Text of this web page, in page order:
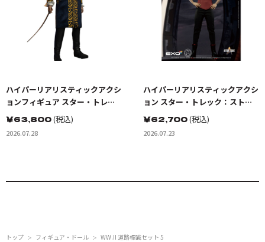
ハイパーリアリスティックアクシ
ョンフィギュア スター・トレッ
ク:宇宙大作戦 ゴトス星の怪人 ト
レレイン
￥63,800(税込)
2026.07.28
ハイパーリアリスティックアクシ
ョン スター・トレック：ストレ
ンジ・ニュー・ワールド ベケッ
トマリナー少尉
￥62,700(税込)
2026.07.23
トップ ＞ フィギュア・ドール ＞ WW.II 道路標識セット 5